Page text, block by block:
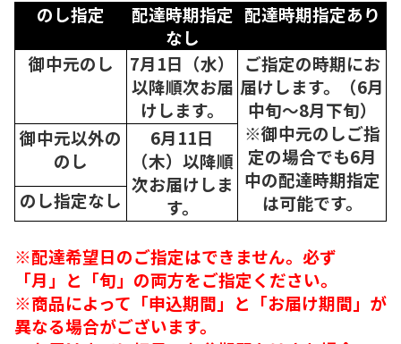
のし指定
配達時期指定
なし
配達時期指定あり
御中元のし
7月1日（水）
以降順次お届
けします。
ご指定の時期にお
届けします。（6月
中旬～8月下旬）
※御中元のしご指
定の場合でも6月
中の配達時期指定
は可能です。
御中元以外の
のし
6月11日
（木）以降順
次お届けしま
す。
のし指定なし
※配達希望日のご指定はできません。必ず
「月」と「旬」の両方をご指定ください。
※商品によって「申込期間」と「お届け期間」が
異なる場合がございます。